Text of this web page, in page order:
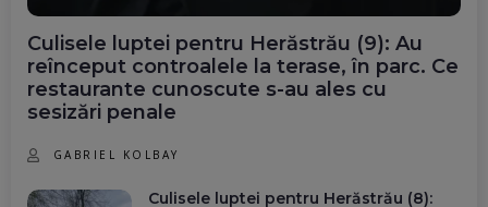
Culisele luptei pentru Herăstrău (9): Au
reînceput controalele la terase, în parc. Ce
restaurante cunoscute s-au ales cu
sesizări penale
GABRIEL KOLBAY
Culisele luptei pentru Herăstrău (8):